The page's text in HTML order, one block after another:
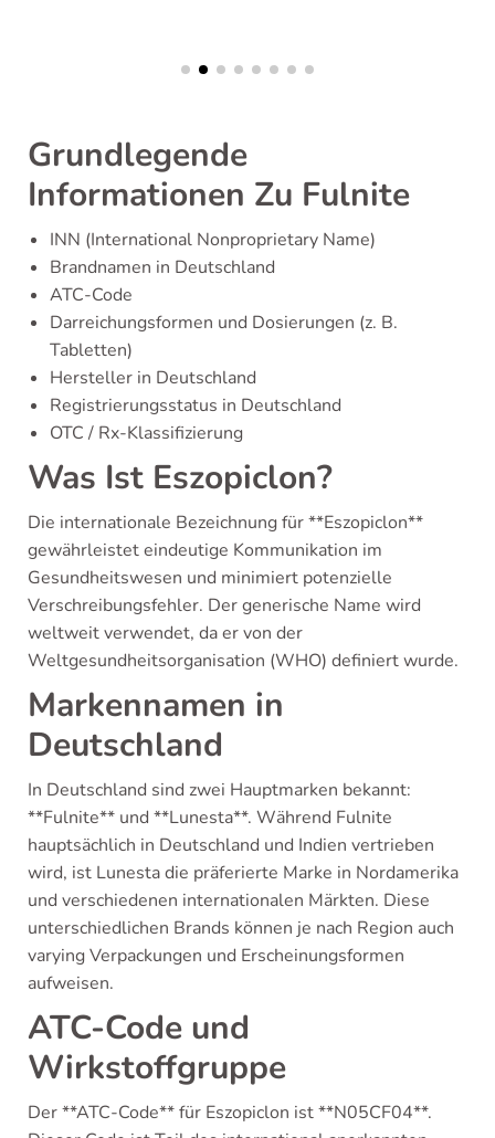
Grundlegende
Informationen Zu Fulnite
INN (International Nonproprietary Name)
Brandnamen in Deutschland
ATC-Code
Darreichungsformen und Dosierungen (z. B.
Tabletten)
Hersteller in Deutschland
Registrierungsstatus in Deutschland
OTC / Rx-Klassifizierung
Was Ist Eszopiclon?
Die internationale Bezeichnung für **Eszopiclon**
gewährleistet eindeutige Kommunikation im
Gesundheitswesen und minimiert potenzielle
Verschreibungsfehler. Der generische Name wird
weltweit verwendet, da er von der
Weltgesundheitsorganisation (WHO) definiert wurde.
Markennamen in
Deutschland
In Deutschland sind zwei Hauptmarken bekannt:
**Fulnite** und **Lunesta**. Während Fulnite
hauptsächlich in Deutschland und Indien vertrieben
wird, ist Lunesta die präferierte Marke in Nordamerika
und verschiedenen internationalen Märkten. Diese
unterschiedlichen Brands können je nach Region auch
varying Verpackungen und Erscheinungsformen
aufweisen.
ATC-Code und
Wirkstoffgruppe
Der **ATC-Code** für Eszopiclon ist **N05CF04**.